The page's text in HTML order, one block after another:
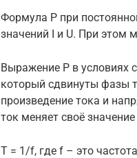
Формула P при
значений I и U. При этом
Выражение P в условиях
который сдвинуты фазы
произведение тока и
ток меняет своё
Т = 1/f, где f – это